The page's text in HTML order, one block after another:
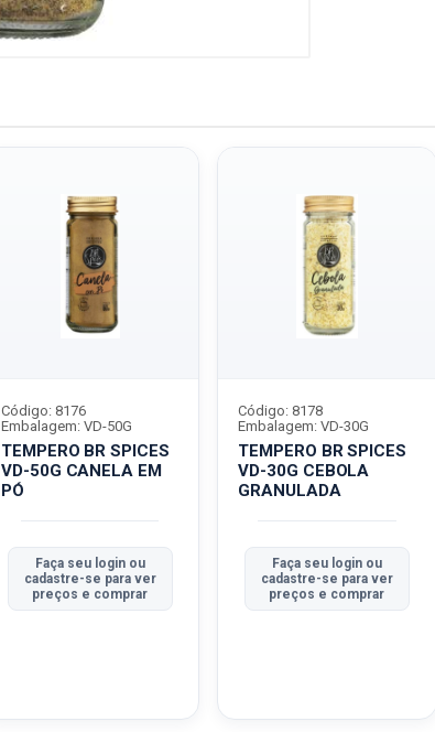
TEMPERO BR SPICES
VD-50G CANELA EM
PÓ
Código: 8176
Embalagem: VD-50G
Faça seu login ou
cadastre-se para ver
preços e comprar
TEMPERO BR SPICES
VD-30G CEBOLA
GRANULADA
Código: 8178
Embalagem: VD-30G
Faça seu login ou
cadastre-se para ver
preços e comprar